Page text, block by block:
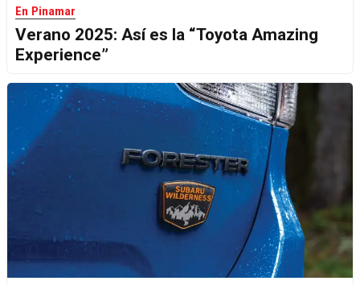
En Pinamar
Verano 2025: Así es la “Toyota Amazing
Experience”